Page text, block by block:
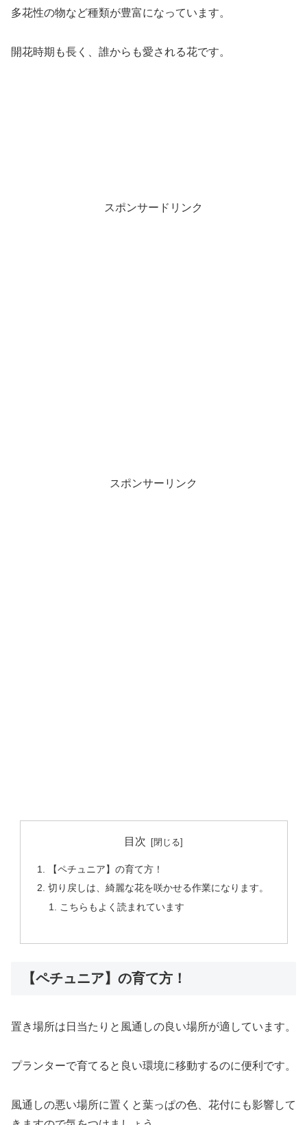
多花性の物など種類が豊富になっています。
開花時期も長く、誰からも愛される花です。
スポンサードリンク
スポンサーリンク
目次
【ペチュニア】の育て方！
切り戻しは、綺麗な花を咲かせる作業になります。
こちらもよく読まれています
【ペチュニア】の育て方！
置き場所は日当たりと風通しの良い場所が適しています。
プランターで育てると良い環境に移動するのに便利です。
風通しの悪い場所に置くと葉っぱの色、花付にも影響して